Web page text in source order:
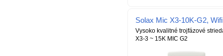
Solax Mic X3-10K-G2,
Vysoko kvalitné trojfázové
X3-3 ~ 15K MIC G2